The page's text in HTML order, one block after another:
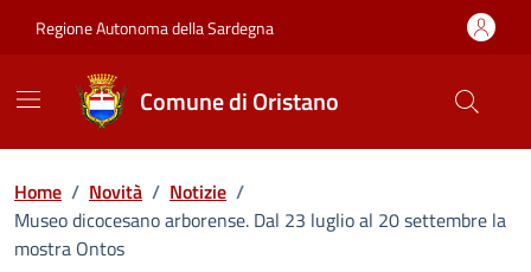
Regione Autonoma della Sardegna
Comune di Oristano
Home / Novità / Notizie /
Museo dicocesano arborense. Dal 23 luglio al 20 settembre la
mostra Ontos